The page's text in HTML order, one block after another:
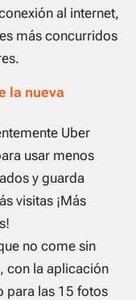
al internet,
más concurridos
la nueva
Uber
usar menos
y guarda
visitas ¡Más
no come sin
con la aplicación
para las 15 fotos